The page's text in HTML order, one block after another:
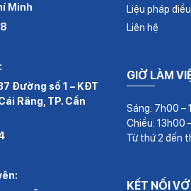
Minh
Đường số 1 – KĐT
Răng, TP. Cần
Liệu pháp
Liên hệ
GIỜ LÀM
Sáng: 7h00 –
Chiều: 13h00
Từ thứ 2 đến
KẾT NỐI